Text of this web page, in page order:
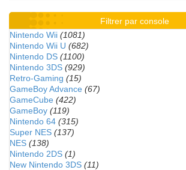
Filtrer par console
Nintendo Wii (1081)
Nintendo Wii U (682)
Nintendo DS (1100)
Nintendo 3DS (929)
Retro-Gaming (15)
GameBoy Advance (67)
GameCube (422)
GameBoy (119)
Nintendo 64 (315)
Super NES (137)
NES (138)
Nintendo 2DS (1)
New Nintendo 3DS (11)